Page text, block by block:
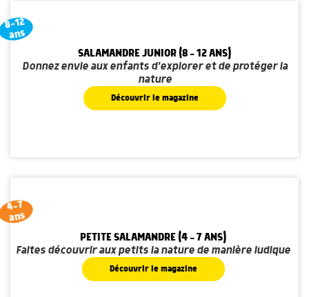
8-12
ans
SALAMANDRE JUNIOR (8 - 12 ANS)
Donnez envie aux enfants d'explorer et de protéger la
nature
Découvrir le magazine
4-7
ans
PETITE SALAMANDRE (4 - 7 ANS)
Faites découvrir aux petits la nature de manière ludique
Découvrir le magazine